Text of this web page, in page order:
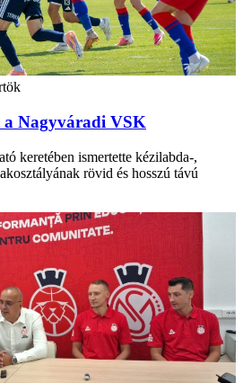
a Nagyváradi VSK
keretében ismertette kézilabda-,
rövid és hosszú távú